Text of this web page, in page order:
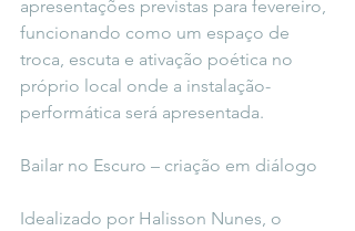
apresentações previstas para fevereiro,
funcionando como um espaço de
troca, escuta e ativação poética no
próprio local onde a instalação-
performática será apresentada.
Bailar no Escuro – criação em diálogo
Idealizado por Halisson Nunes, o